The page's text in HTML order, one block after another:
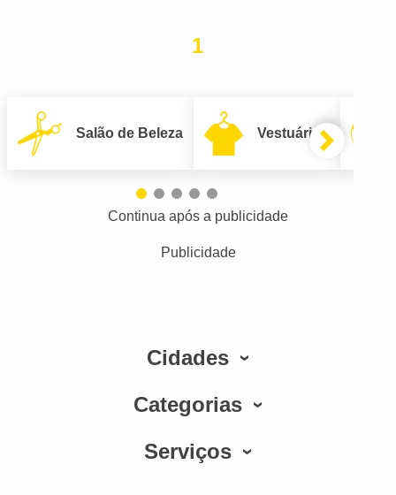
1
Salão de Beleza Vestuário
Continua após a publicidade
Publicidade
Cidades
Categorias
Serviços